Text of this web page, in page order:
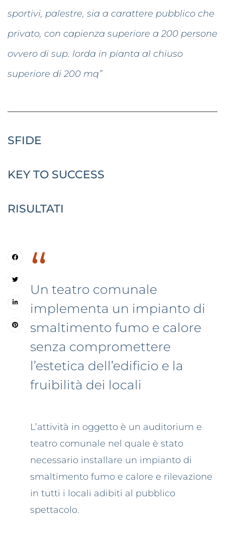
sportivi, palestre, sia a carattere pubblico che
privato, con capienza superiore a 200 persone
ovvero di sup. lorda in pianta al chiuso
superiore di 200 mq”
SFIDE
KEY TO SUCCESS
RISULTATI
“
Un teatro comunale
implementa un impianto di
smaltimento fumo e calore
senza compromettere
l’estetica dell’edificio e la
fruibilità dei locali
L’attività in oggetto è un auditorium e
teatro comunale nel quale è stato
necessario installare un impianto di
smaltimento fumo e calore e rilevazione
in tutti i locali adibiti al pubblico
spettacolo.